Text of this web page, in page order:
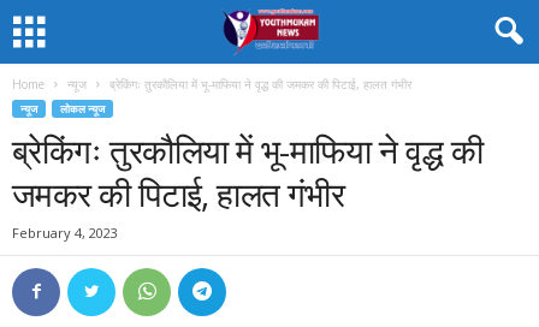
Home न्यूज ब्रेकिंगः तुरकौलिया में भू-माफिया ने वृद्ध की जमकर की पिटाई, हालत गंभीर
न्यूज लोकल न्यूज
ब्रेकिंगः तुरकौलिया में भू-माफिया ने वृद्ध की
जमकर की पिटाई, हालत गंभीर
February 4, 2023